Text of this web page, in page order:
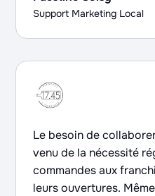
Support Marketing Local
Le besoin de
venu de la nécessité
commandes aux
leurs ouvertures.